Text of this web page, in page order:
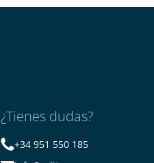
¿Tienes dudas?
+34 951 550 185